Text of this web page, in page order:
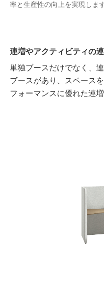
率と生産性の向上を実現します
連増やアクティビティの
単独ブースだけでなく、
ブースがあり、スペース
フォーマンスに優れた連増